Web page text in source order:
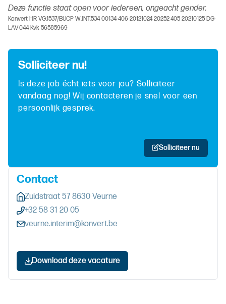
Deze functie staat open voor iedereen, ongeacht gender.
Konvert HR VG.1537/BUCP W.INT.534 00134-406-20121024 20252-405-20210125 DG-
LAV-044 Kvk 56585969
Solliciteer nu!
Is deze job écht iets voor jou? Solliciteer
vandaag nog! Wij contacteren je snel voor een
persoonlijk gesprek.
Solliciteer nu
Contact
Zuidstraat 57 8630 Veurne
+32 58 31 20 05
veurne.interim@konvert.be
Download deze vacature